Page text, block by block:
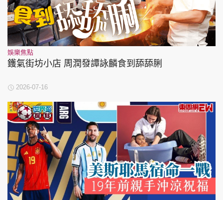
娛樂焦點
鑊氣街坊小店 周潤發譚詠麟食到舔舔脷
2026-07-16